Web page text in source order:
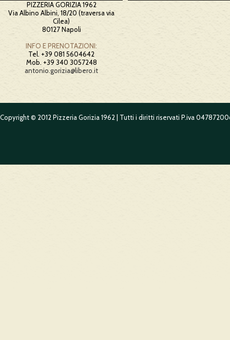
PIZZERIA GORIZIA 1962
Via Albino Albini, 18/20 (traversa via
Cilea)
80127 Napoli
INFO E PRENOTAZIONI:
Tel. +39 081 5604642
Mob. +39 340 3057248
antonio.gorizia@libero.it
Copyright © 2012 Pizzeria Gorizia 1962 | Tutti i diritti riservati P.iva